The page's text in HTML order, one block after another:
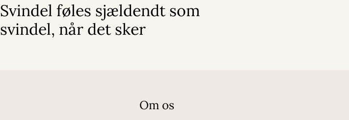
Svindel føles sjældendt som
svindel, når det sker
Om os